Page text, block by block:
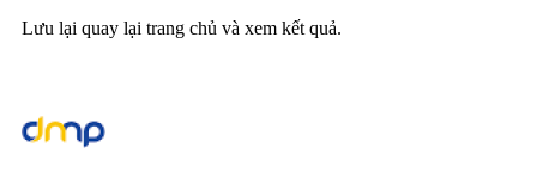
Lưu lại quay lại trang chủ và xem kết quả.